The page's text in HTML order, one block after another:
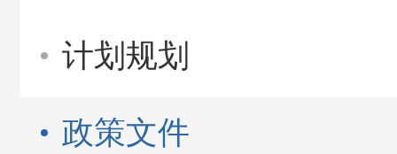
计划规划
政策文件